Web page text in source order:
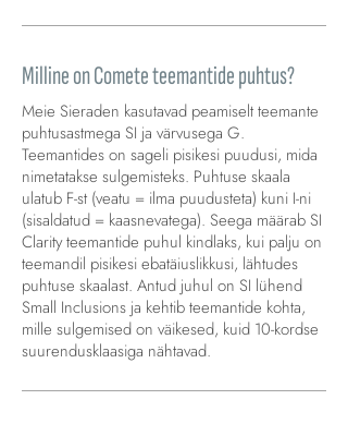
Milline on Comete teemantide puhtus?
Meie Sieraden kasutavad peamiselt teemante
puhtusastmega SI ja värvusega G.
Teemantides on sageli pisikesi puudusi, mida
nimetatakse sulgemisteks. Puhtuse skaala
ulatub F-st (veatu = ilma puudusteta) kuni I-ni
(sisaldatud = kaasnevatega). Seega määrab SI
Clarity teemantide puhul kindlaks, kui palju on
teemandil pisikesi ebatäiuslikkusi, lähtudes
puhtuse skaalast. Antud juhul on SI lühend
Small Inclusions ja kehtib teemantide kohta,
mille sulgemised on väikesed, kuid 10-kordse
suurendusklaasiga nähtavad.